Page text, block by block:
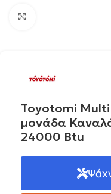
Toyotomi
μονάδα
24000 Btu